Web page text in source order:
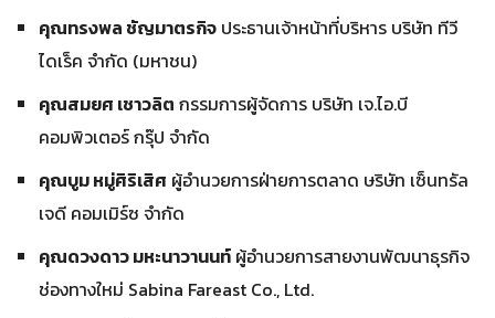
คุณทรงพล ชัญมาตรกิจ ประธานเจ้าหน้าที่บริหาร บริษัท ทีวี
ไดเร็ค จำกัด (มหาชน)
คุณสมยศ เชาวลิต กรรมการผู้จัดการ บริษัท เจ.ไอ.บี
คอมพิวเตอร์ กรุ๊ป จำกัด
คุณบูม หมู่ศิริเสิศ ผู้อำนวยการฝ่ายการตลาด ษริษัท เซ็นทรัล
เจดี คอมเมิร์ซ จำกัด
คุณดวงดาว มหะนาวานนท์ ผู้อำนวยการสายงานพัฒนาธุรกิจ
ช่องทางใหม่ Sabina Fareast Co., Ltd.